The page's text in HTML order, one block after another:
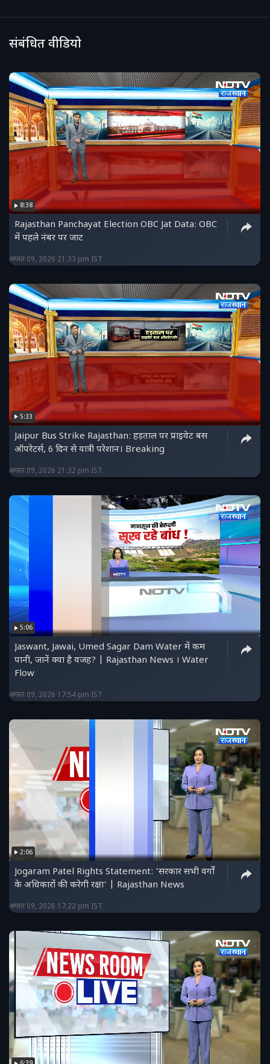
संबंधित वीडियो
8:38
Rajasthan Panchayat Election OBC Jat Data: OBC
में पहले नंबर पर जाट
अगस्त 09, 2026 21:33 pm IST
5:33
Jaipur Bus Strike Rajasthan: हड़ताल पर प्राइवेट बस
ऑपरेटर्स, 6 दिन से यात्री परेशान। Breaking
अगस्त 09, 2026 21:32 pm IST
5:06
Jaswant, Jawai, Umed Sagar Dam Water में कम
पानी, जानें क्या है वजह? | Rajasthan News । Water
Flow
अगस्त 09, 2026 17:54 pm IST
2:06
Jogaram Patel Rights Statement: 'सरकार सभी वर्गों
के अधिकारों की करेगी रक्षा' | Rajasthan News
अगस्त 09, 2026 17:22 pm IST